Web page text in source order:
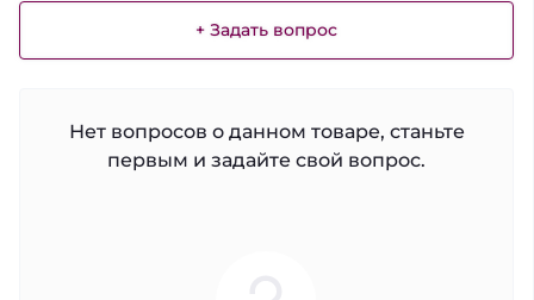
+ Задать вопрос
Нет вопросов о данном товаре, станьте
первым и задайте свой вопрос.